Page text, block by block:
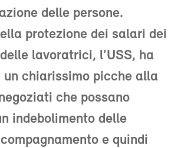
delle persone.
protezione dei salari dei
lavoratrici, l’USS, ha
un chiarissimo picche alla
che possano
indebolimento delle
e quindi